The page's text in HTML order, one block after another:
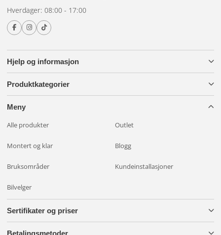
Hjelp og informasjon
Produktkategorier
Meny
Alle produkter Outlet
Montert og klar Blogg
Bruksområder Kundeinstallasjoner
Bilvelger
Hverdager: 08:00 - 17:00
Sertifikater og priser
Betalingsmetoder